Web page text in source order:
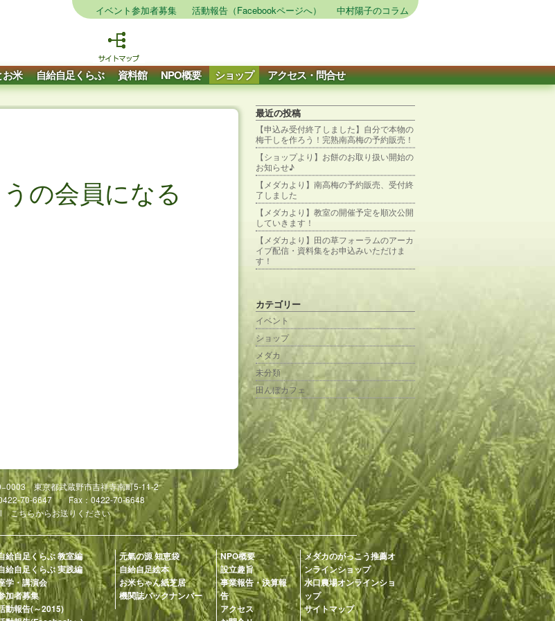
イベント参加者募集 活動報告（Facebookページへ） 中村陽子のコラム
米 自給自足くらぶ 資料館 NPO概要 ショップ アクセス・問合せ
の会員になる
最近の投稿
【申込み受付終了しました】自分で本物の
梅干しを作ろう！完熟南高梅の予約販売！
【ショップより】お餅のお取り扱い開始の
お知らせ♪
【メダカより】南高梅の予約販売、受付終
了しました
【メダカより】教室の開催予定を順次公開
していきます！
【メダカより】田の草フォーラムのアーカ
イブ配信・資料集をお申込みいただけま
す！
カテゴリー
イベント
ショップ
メダカ
未分類
田んぼカフェ
東京都武蔵野市吉祥寺南町5-11-2
70-6647 Fax：0422-70-6648
こちらからお送りください
給自足くらぶ 教室編
給自足くらぶ 実践編
学・講演会
加者募集
動報告(～2015)
元氣の源 知恵袋
自給自足絵本
お米ちゃん紙芝居
機関誌バックナンバー
NPO概要
設立趣旨
事業報告・決算報
告
アクセス
メダカのがっこう推薦オ
ンラインショップ
水口農場オンラインショ
ップ
サイトマップ